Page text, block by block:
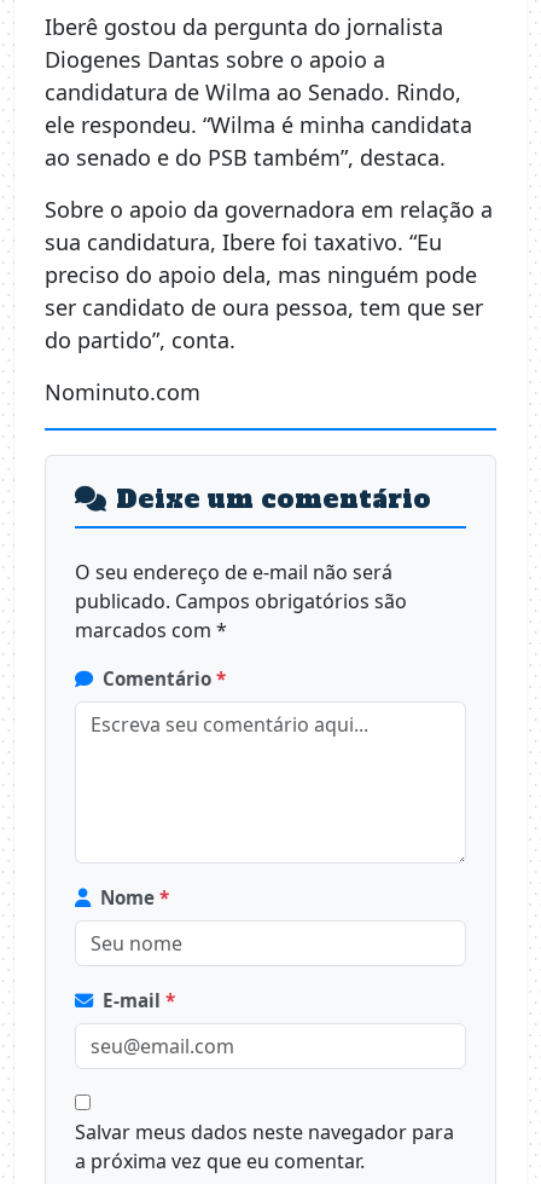
Iberê gostou da pergunta do jornalista
Diogenes Dantas sobre o apoio a
candidatura de Wilma ao Senado. Rindo,
ele respondeu. “Wilma é minha candidata
ao senado e do PSB também”, destaca.
Sobre o apoio da governadora em relação a
sua candidatura, Ibere foi taxativo. “Eu
preciso do apoio dela, mas ninguém pode
ser candidato de oura pessoa, tem que ser
do partido”, conta.
Nominuto.com
Deixe um comentário
O seu endereço de e-mail não será
publicado. Campos obrigatórios são
marcados com *
Comentário *
Nome *
E-mail *
Salvar meus dados neste navegador para
a próxima vez que eu comentar.